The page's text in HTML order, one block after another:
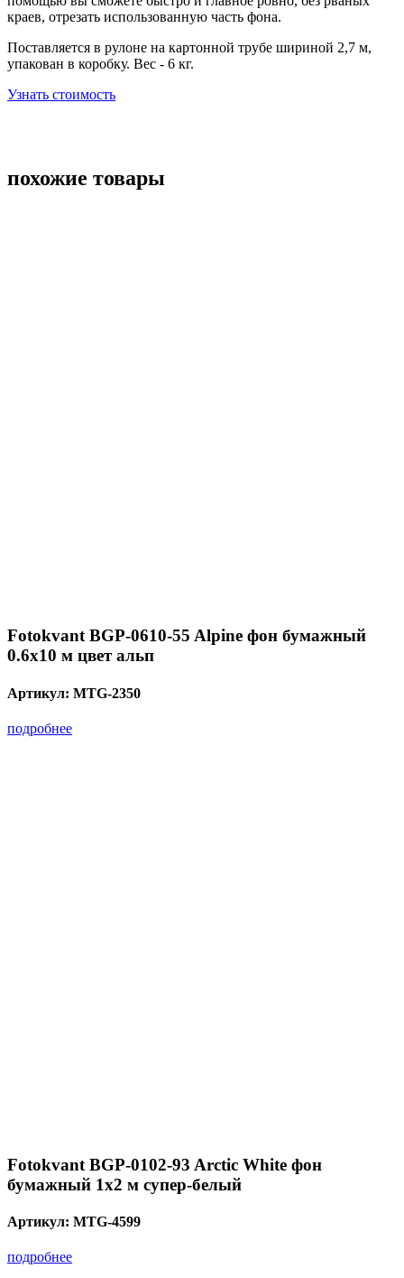
краев, отрезать использованную часть фона.
Поставляется в рулоне на картонной трубе шириной 2,7 м,
упакован в коробку. Вес - 6 кг.
Узнать стоимость
похожие товары
Fotokvant BGP-0610-55 Alpine фон бумажный
0.6х10 м цвет альп
Артикул: MTG-2350
подробнее
Fotokvant BGP-0102-93 Arctic White фон
бумажный 1х2 м супер-белый
Артикул: MTG-4599
подробнее